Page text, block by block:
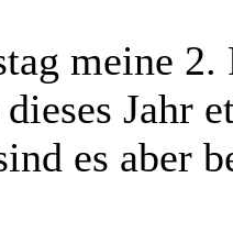
meine
Jahr
es aber